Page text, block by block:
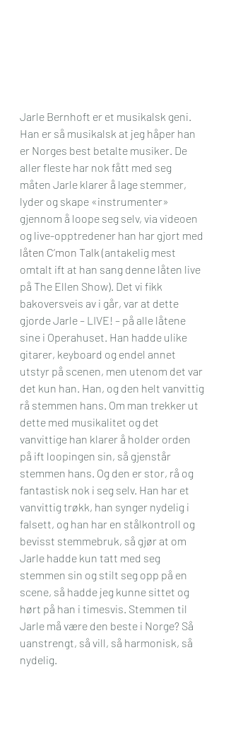
Jarle Bernhoft er et musikalsk geni.
Han er så musikalsk at jeg håper han
er Norges best betalte musiker. De
aller fleste har nok fått med seg
måten Jarle klarer å lage stemmer,
lyder og skape «instrumenter»
gjennom å loope seg selv, via videoen
og live-opptredener han har gjort med
låten C’mon Talk (antakelig mest
omtalt ift at han sang denne låten live
på The Ellen Show). Det vi fikk
bakoversveis av i går, var at dette
gjorde Jarle – LIVE! – på alle låtene
sine i Operahuset. Han hadde ulike
gitarer, keyboard og endel annet
utstyr på scenen, men utenom det var
det kun han. Han, og den helt vanvittig
rå stemmen hans. Om man trekker ut
dette med musikalitet og det
vanvittige han klarer å holder orden
på ift loopingen sin, så gjenstår
stemmen hans. Og den er stor, rå og
fantastisk nok i seg selv. Han har et
vanvittig trøkk, han synger nydelig i
falsett, og han har en stålkontroll og
bevisst stemmebruk, så gjør at om
Jarle hadde kun tatt med seg
stemmen sin og stilt seg opp på en
scene, så hadde jeg kunne sittet og
hørt på han i timesvis. Stemmen til
Jarle må være den beste i Norge? Så
uanstrengt, så vill, så harmonisk, så
nydelig.